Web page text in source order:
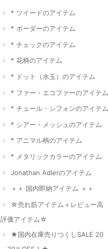
* ツイードのアイテム
* ボーダーのアイテム
* チェックのアイテム
* 花柄のアイテム
* ドット（水玉）のアイテム
* ファー・エコファーのアイテム
* チュール・シフォンのアイテム
* シアー・メッシュのアイテム
* アニマル柄のアイテム
* メタリックカラーのアイテム
Jonathan Adlerのアイテム
＋＋ 国内即納アイテム ＋＋
☆売れ筋アイテム＋レビュー高
評価アイテム☆
★国内在庫売りつくしSALE 20